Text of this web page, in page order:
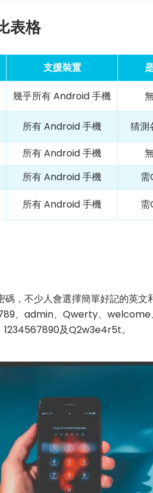
表格
支援裝置
幾乎所有 Android 手機
所有 Android 手機 猜測
所有 Android 手機
所有 Android 手機
所有 Android 手機
，不少人會選擇簡單好記的英
、admin、Qwerty、
1234567890及Q2w3e4r5t。